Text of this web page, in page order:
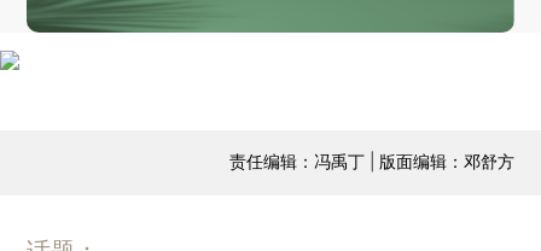
责任编辑：冯禹丁 | 版面编辑：邓舒方